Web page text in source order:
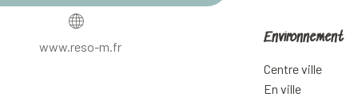
www.reso-m.fr
Environnement
Environnement
Centre ville
En ville